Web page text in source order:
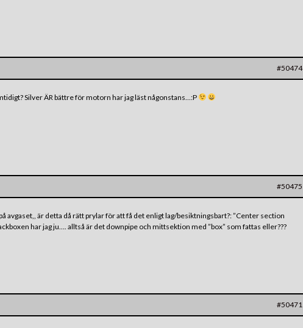
#50474
Silver ÄR bättre för motorn har jag läst någonstans…:P
#50475
avgaset,, är detta då rätt prylar för att få det enligt lag/besiktningsbart?: ”Center section
har jag ju…. alltså är det downpipe och mittsektion med ”box” som fattas eller???
#50471